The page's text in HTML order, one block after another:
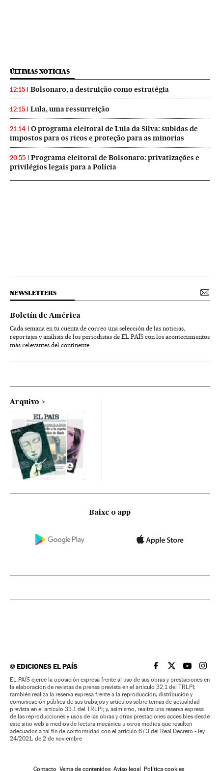
ÚLTIMAS NOTICIAS
12:15 Bolsonaro, a destruição como estratégia
12:15 Lula, uma ressurreição
21:14
O programa eleitoral de Lula da Silva: subidas de
impostos para os ricos e proteção para as minorias
20:55
Programa eleitoral de Bolsonaro: privatizações e
privilégios legais para a Polícia
NEWSLETTERS
Boletín de América
Cada semana en tu cuenta de correo una selección de las noticias,
reportajes y análisis de los periodistas de EL PAÍS con los acontecimientos
más relevantes del continente.
Arquivo
Baixe o app
©EDICIONES EL PAÍS EL PAÍS BRASIL EN
EL PAÍSEL PAÍS
EL
EL PAÍS ejerce la oposición expresa frente al uso de sus obras y prestaciones en
la elaboración de revistas de prensa prevista en el artículo 32.1 del TRLPI;
también realiza la reserva expresa frente a la reproducción, distribución y
comunicación pública de sus trabajos y artículos sobre temas de actualidad
prevista en el artículo 33.1 del TRLPI; y, asimismo, realiza una reserva expresa
de las reproducciones y usos de las obras y otras prestaciones accesibles desde
este sitio web a medios de lectura mecánica u otros medios que resulten
adecuados a tal fin de conformidad con el artículo 67.3 del Real Decreto - ley
24/2021, de 2 de noviembre
Contacto Venta de contenidos Aviso legal Política cookies